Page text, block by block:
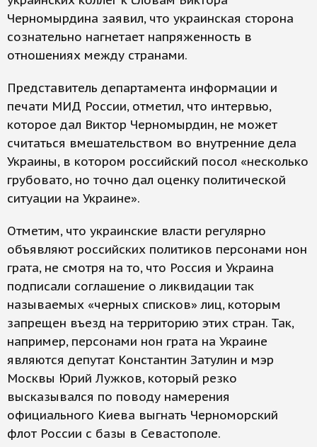
Черномырдина заявил, что украинская сторона
сознательно нагнетает напряженность в
отношениях между странами.
Представитель департамента информации и
печати МИД России, отметил, что интервью,
которое дал Виктор Черномырдин, не может
считаться вмешательством во внутренние дела
Украины, в котором российский посол «несколько
грубовато, но точно дал оценку политической
ситуации на Украине».
Отметим, что украинские власти регулярно
объявляют российских политиков персонами нон
грата, не смотря на то, что Россия и Украина
подписали соглашение о ликвидации так
называемых «черных списков» лиц, которым
запрещен въезд на территорию этих стран. Так,
например, персонами нон грата на Украине
являются депутат Константин Затулин и мэр
Москвы Юрий Лужков, который резко
высказывался по поводу намерения
официального Киева выгнать Черноморский
флот России с базы в Севастополе.